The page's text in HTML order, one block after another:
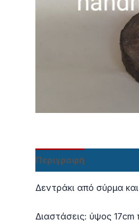
Περιγραφή
Δεντράκι από σύρμα
Διαστάσεις: ύψος 17cm